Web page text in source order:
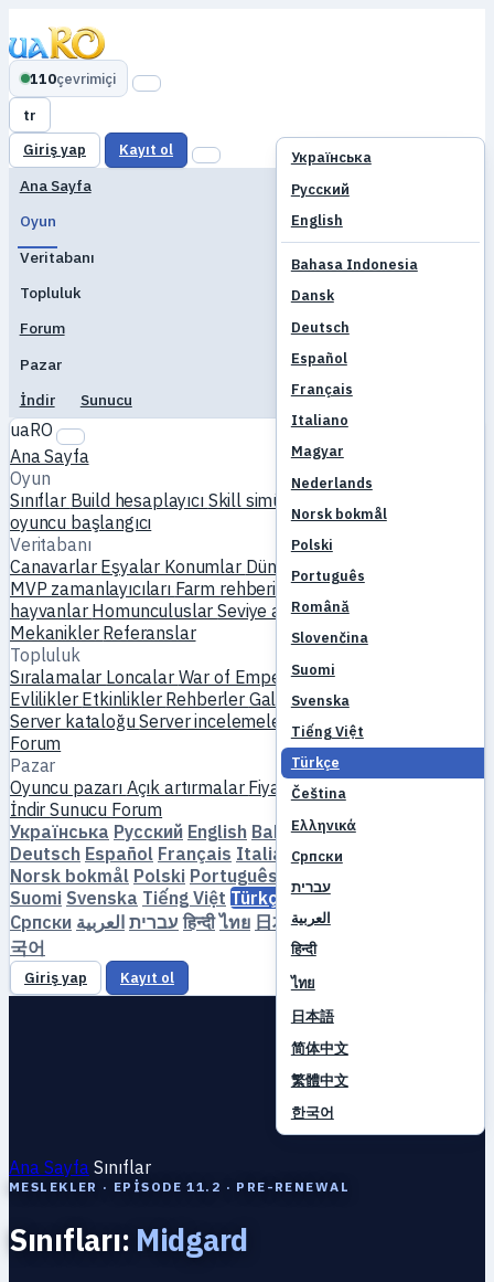
110çevrimiçi
tr
Українська
Русский
English
Bahasa Indonesia
Dansk
Deutsch
Español
Français
Italiano
Magyar
Nederlands
Norsk bokmål
Polski
Português
Română
Slovenčina
Suomi
Svenska
Tiếng Việt
Türkçe
Čeština
Ελληνικά
Српски
עברית
العربية
हिन्दी
ไทย
日本語
简体中文
繁體中文
한국어
Giriş yap Kayıt ol
Ana Sayfa
Oyun
Veritabanı
Topluluk
Forum
Pazar
İndir
Sunucu
uaRO
Ana Sayfa
Oyun
Sınıflar Build hesaplayıcı Skill simülatörü
oyuncu başlangıcı
Veritabanı
Canavarlar Eşyalar Konumlar Dünya haritası
MVP zamanlayıcıları Farm rehberi Üretim & demircilik
hayvanlar HomunculuslarSeviye atlamaKarşılaştır
Mekanikler Referanslar
Topluluk
Sıralamalar Loncalar War of EmperiumOyuncu profilleri
Evlilikler Etkinlikler Rehberler GaleriVideoBloglar
Server kataloğuServer incelemeleri
Partnerler
Forum
Pazar
Oyuncu pazarı Açık artırmalar Fiyat trendleri
İndirSunucu Forum
Українська Русский English Bahasa Indonesia
Deutsch Español Français Italiano Magyar
Norsk bokmål Polski Português
Suomi Svenska Tiếng Việt Türkçe Čeština
Српски
עברית العربية हिन्दी ไทย 日本語 简体中文
국어
Giriş yap Kayıt ol
Ana Sayfa Sınıflar
MESLEKLER · EPISODE 11.2 · PRE-RENEWAL
Sınıfları: Midgard